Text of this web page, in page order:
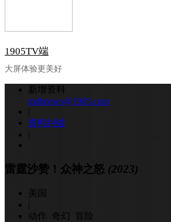
1905TV端
大屏体验更美好
新增资料
mdbnews@1905.com
|
资料纠错
|
雷霆沙赞！众神之怒 (2023)
美国
|
动作 奇幻 冒险